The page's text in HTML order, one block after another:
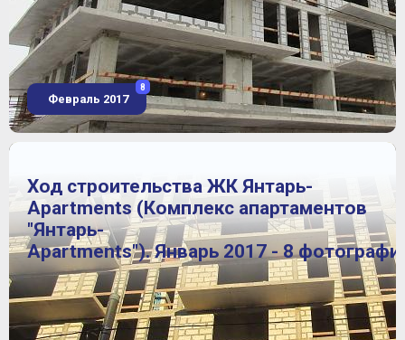
Февраль 2017
8
Ход строительства ЖК Янтарь-
Apartments (Комплекс апартаментов
"Янтарь-
Apartments"). Январь 2017 - 8